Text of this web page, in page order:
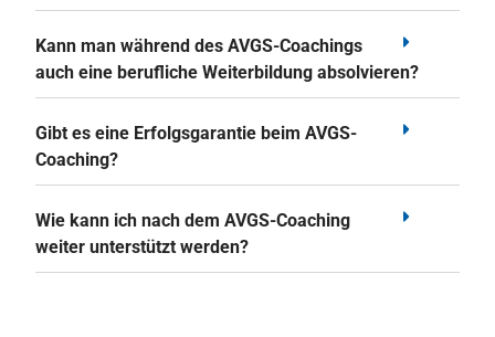
Kann man während des AVGS-Coachings
auch eine berufliche Weiterbildung absolvieren?
Gibt es eine Erfolgsgarantie beim AVGS-
Coaching?
Wie kann ich nach dem AVGS-Coaching
weiter unterstützt werden?